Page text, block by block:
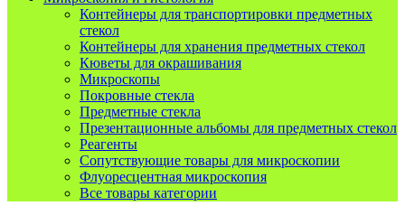
Контейнеры для транспортировки предметных
стекол
Контейнеры для хранения предметных стекол
Кюветы для окрашивания
Микроскопы
Покровные стекла
Предметные стекла
Презентационные альбомы для предметных стекол
Реагенты
Сопутствующие товары для микроскопии
Флуоресцентная микроскопия
Все товары категории